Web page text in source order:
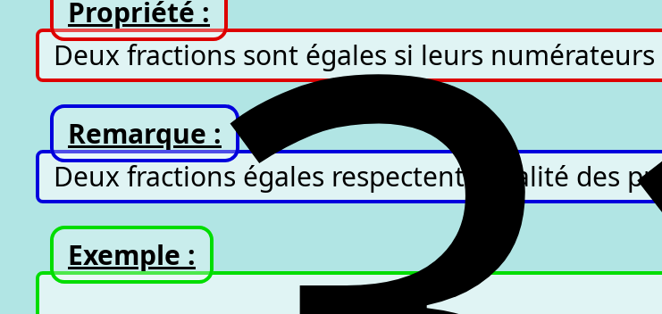
Propriété :
Deux fractions sont égales si leurs
Remarque :
Deux fractions égales respectent l'égalité des
Exemple :